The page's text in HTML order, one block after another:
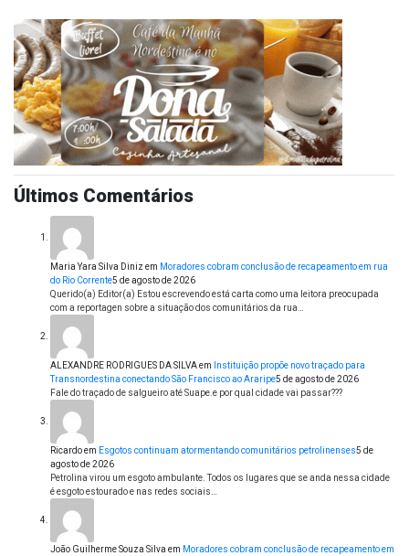
Últimos Comentários
Maria Yara Silva Dinizem Moradores cobram conclusão de recapeamento em rua
do Rio Corrente5 de agosto de 2026
Querido(a) Editor(a) Estou escrevendo está carta como uma leitora preocupada
com a reportagen sobre a situação dos comunitários da rua…
ALEXANDRE RODRIGUES DA SILVAem
Instituição propõe novo traçado para
Transnordestina conectando São Francisco ao Araripe5 de agosto de 2026
Fale do traçado de salgueiro até Suape.e por qual cidade vai passar???
Ricardoem Esgotos continuam atormentando comunitários petrolinenses5 de
agosto de 2026
Petrolina virou um esgoto ambulante. Todos os lugares que se anda nessa cidade
é esgoto estourado e nas redes sociais…
João Guilherme Souza Silva em Moradores cobram conclusão de recapeamento em